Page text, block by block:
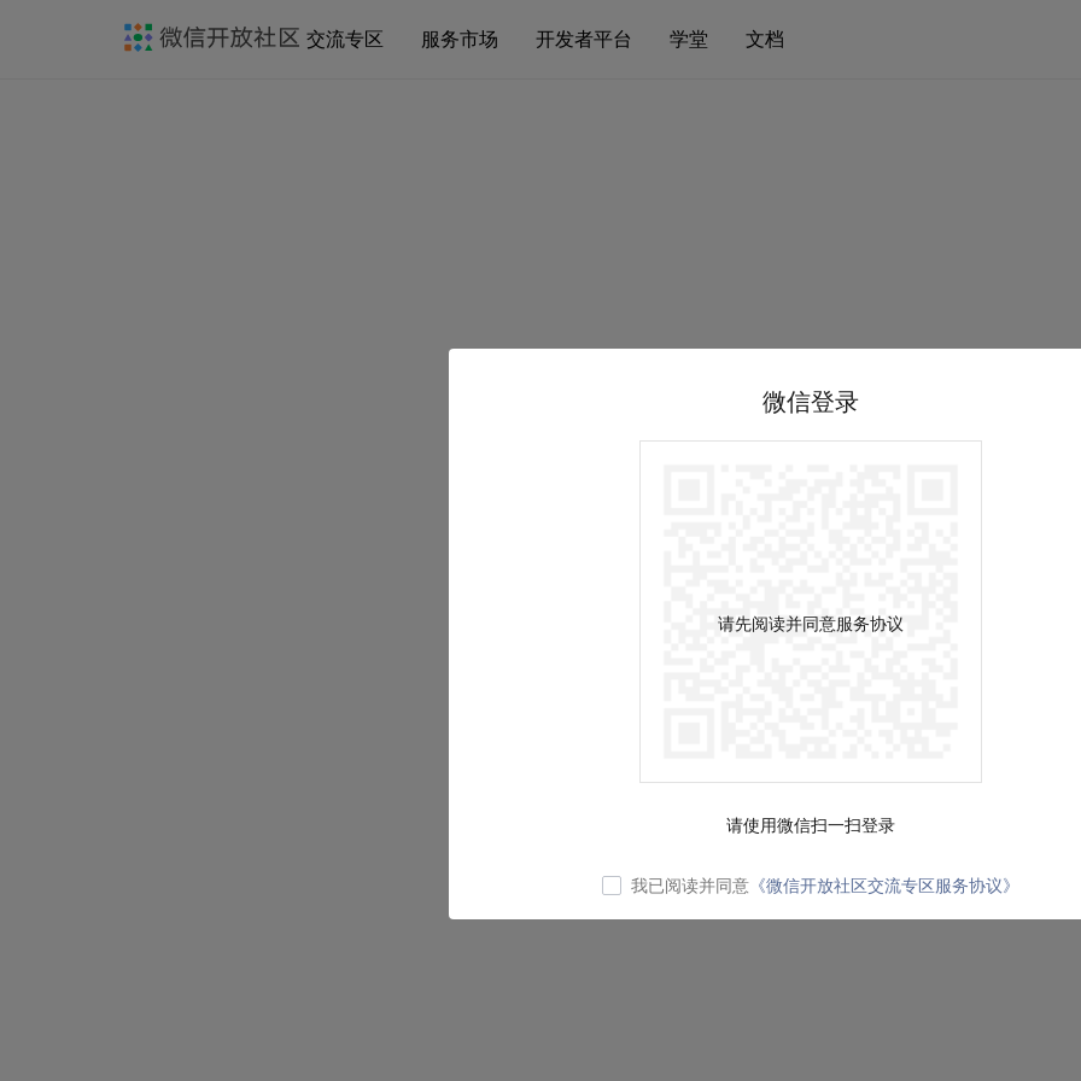
交流专区 服务市场 开发者平台 学堂 文档
微信登录
请先阅读并同意服务协议
请使用微信扫一扫登录
我已阅读并同意 《微信开放社区交流专区服务协议》